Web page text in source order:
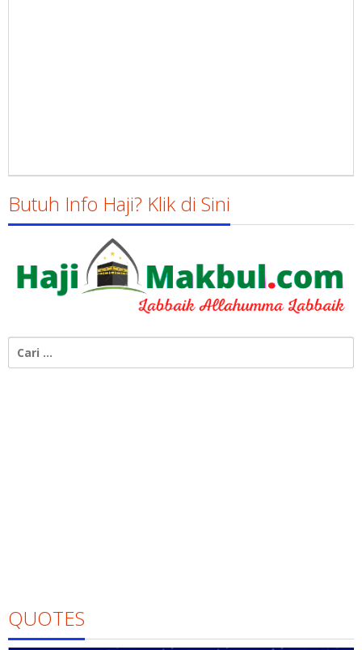
Butuh Info Haji? Klik di Sini
untuk:
QUOTES